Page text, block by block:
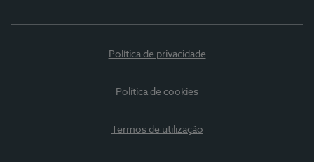
Política de privacidade
Política de cookies
Termos de utilização